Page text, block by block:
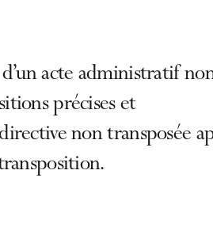
acte administratif
précises et
non transposée